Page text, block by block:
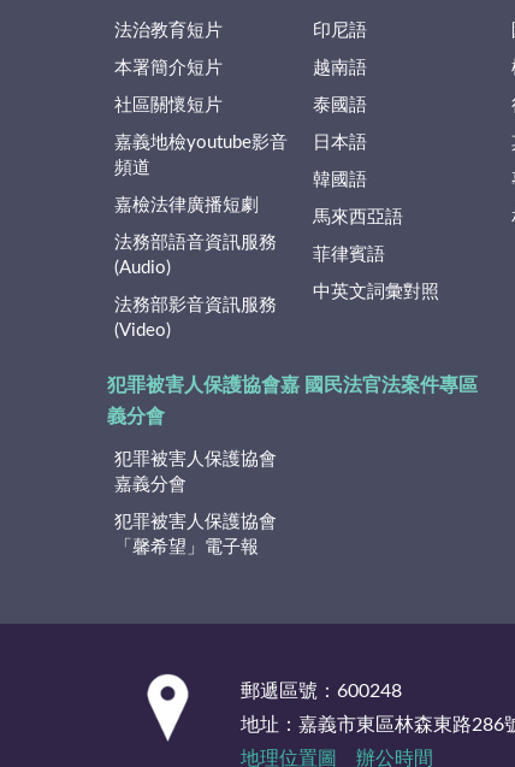
法治教育短片
本署簡介短片
社區關懷短片
嘉義地檢youtube影音
頻道
嘉檢法律廣播短劇
法務部語音資訊服務
(Audio)
法務部影音資訊服務
(Video)
印尼語
越南語
泰國語
日本語
韓國語
馬來西亞語
菲律賓語
中英文詞彙對照
犯罪被害人保護協會嘉
義分會
犯罪被害人保護協會
嘉義分會
犯罪被害人保護協會
「馨希望」電子報
國民法官法案件專區
郵遞區號：600248
地址：嘉義市東區林森東路286
地理位置圖
辦公時間